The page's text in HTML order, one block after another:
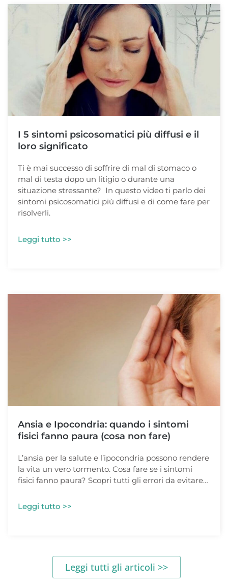
I 5 sintomi psicosomatici più diffusi e il
loro significato
Ti è mai successo di soffrire di mal di stomaco o
mal di testa dopo un litigio o durante una
situazione stressante? In questo video ti parlo dei
sintomi psicosomatici più diffusi e di come fare per
risolverli.
Leggi tutto >>
Ansia e Ipocondria: quando i sintomi
fisici fanno paura (cosa non fare)
L’ansia per la salute e l’ipocondria possono rendere
la vita un vero tormento. Cosa fare se i sintomi
fisici fanno paura? Scopri tutti gli errori da evitare…
Leggi tutto >>
Leggi tutti gli articoli >>